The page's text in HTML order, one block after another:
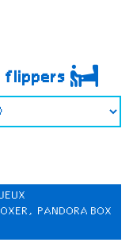
flippers
PANDORA BOX